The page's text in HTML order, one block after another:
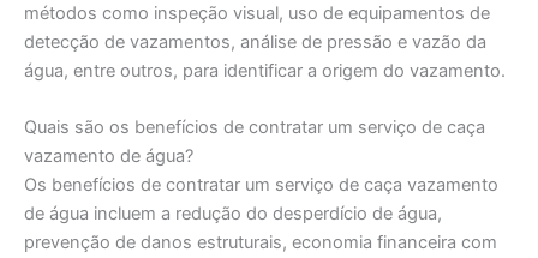
métodos como inspeção visual, uso de equipamentos de
detecção de vazamentos, análise de pressão e vazão da
água, entre outros, para identificar a origem do vazamento.
Quais são os benefícios de contratar um serviço de caça
vazamento de água?
Os benefícios de contratar um serviço de caça vazamento
de água incluem a redução do desperdício de água,
prevenção de danos estruturais, economia financeira com